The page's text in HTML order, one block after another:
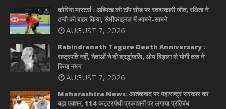
कोरिया मास्टर्स : अश्मिता की टॉप सीड पर स्तब्धकारी जीत, रक्षिता ने
तन्वी को बाहर किया, सेमीफाइनल में आमने-सामने
AUGUST 7, 2026
Rabindranath Tagore Death Anniversary :
राष्ट्रपति नहीं, नेताओं ने दी श्रद्धांजलि, ओम बिड़ला से योगी तक ने
किया नमन
AUGUST 7, 2026
Maharashtra News: आतंकवाद पर महाराष्ट्र सरकार का
बड़ा एक्शन, 114 कट्टरपंथी प्रकाशनों पर लगाया प्रतिबंध